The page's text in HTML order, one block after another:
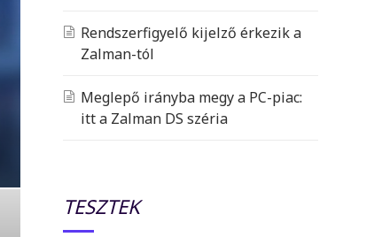
Rendszerfigyelő kijelző érkezik a
Zalman-tól
Meglepő irányba megy a PC-piac:
itt a Zalman DS széria
TESZTEK